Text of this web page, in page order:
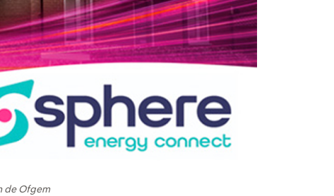
de Ofgem